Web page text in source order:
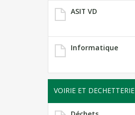
ASIT VD
Informatique
VOIRIE ET DECHETTERIE